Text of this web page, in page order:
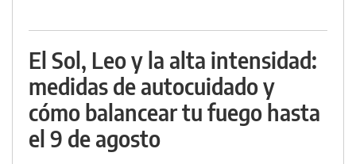
El Sol, Leo y la alta intensidad:
medidas de autocuidado y
cómo balancear tu fuego hasta
el 9 de agosto